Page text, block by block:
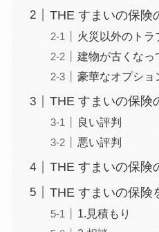
THE すまいの保険
火災以外のトラ
建物が古くなっ
豪華なオプショ
THE すまいの保険
良い評判
悪い評判
THE すまいの保険
THE すまいの保険
1.見積もり